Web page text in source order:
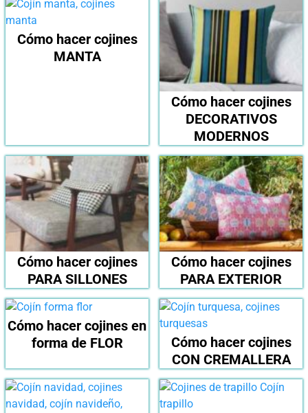
Cómo hacer cojines
MANTA
Cómo hacer cojines
DECORATIVOS
MODERNOS
Cómo hacer cojines
PARA SILLONES
Cómo hacer cojines
PARA EXTERIOR
Cómo hacer cojines en
forma de FLOR
Cómo hacer cojines
CON CREMALLERA